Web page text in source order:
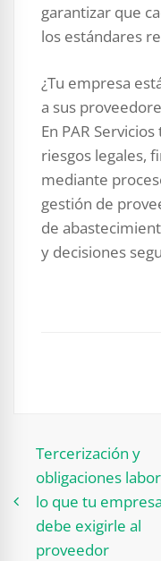
garantizar que
los estándares
¿Tu empresa
a sus
En PAR
riesgos legales,
mediante
gestión de
de
y decisiones
Navegación
de
entradas
Tercerización y
obligaciones
lo que tu empresa
debe exigirle al
proveedor